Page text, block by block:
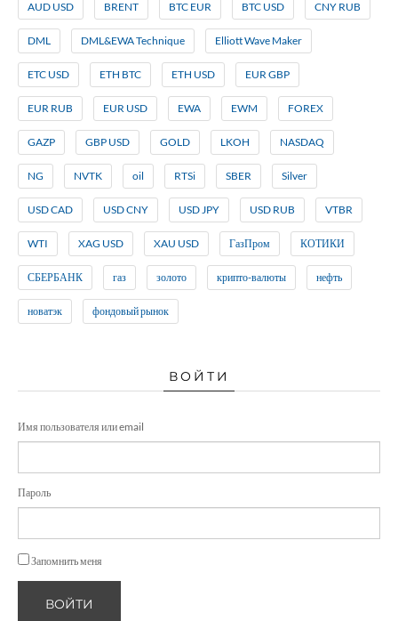
AUD USD BRENT BTC EUR BTC USD CNY RUB
DML DML&EWA Technique Elliott Wave Maker
ETC USD ETH BTC ETH USD EUR GBP
EUR RUB EUR USD EWA EWM FOREX
GAZP GBP USD GOLD LKOH NASDAQ
NG NVTK oil RTSi SBER Silver
USD CAD USD CNY USD JPY USD RUB VTBR
WTI XAG USD XAU USD ГазПром КОТИКИ
СБЕРБАНК газ золото крипто-валюты нефть
новатэк фондовый рынок
ВОЙТИ
Имя пользователя или email
Пароль
Запомнить меня
ВОЙТИ